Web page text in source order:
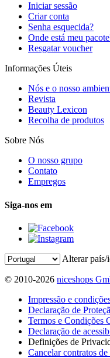
Iniciar sessão
Criar conta
Senha esquecida?
Onde está meu
Resgatar voucher
Informações Úteis
Nós e o nosso
Revista
Beauty Lexicon
Recolha de produtos
Sobre Nós
O nosso grupo
Contato
Empregos
Siga-nos em
Alterar país/
© 2010-2026 niceshops
Impressão e
Declaração de
Termos e Condições
Declaração de
Definições de
Cancelar contratos